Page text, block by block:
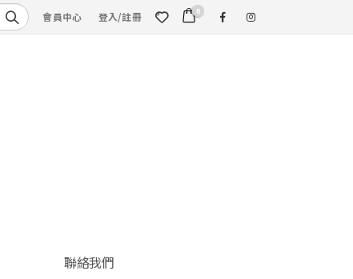
會員中心 登入/註冊 0
聯絡我們